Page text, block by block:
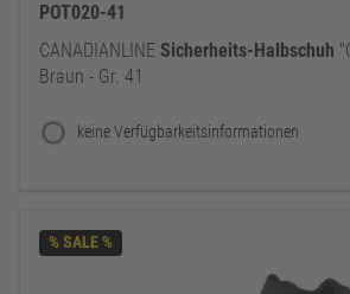
POT020-41
CANADIANLINE Sicherheits-Halbschuh
Braun - Gr. 41
keine Verfügbarkeitsinformationen
% SALE %